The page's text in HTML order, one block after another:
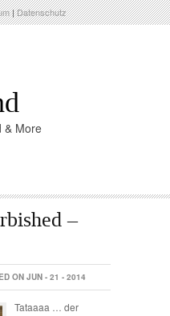
|Datenschutz
& More
–
ON JUN - 21 - 2014
Tataaaa … der